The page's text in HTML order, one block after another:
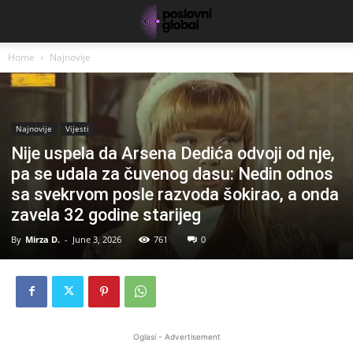
Home Najnovije
Najnovije Vijesti
Nije uspela da Arsena Dedića odvoji od nje,
pa se udala za čuvenog dasu: Nedin odnos
sa svekrvom posle razvoda šokirao, a onda
zavela 32 godine starijeg
By Mirza D. - June 3, 2026 761 0
Oglasi - Advertisement